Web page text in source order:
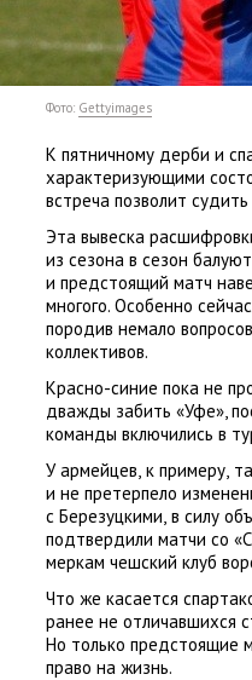
Фото: Gettyimages
К пятничному дерби и
характеризующими
встреча позволит
Эта вывеска
из сезона в сезон
и предстоящий матч
многого. Особенно сейчас
породив немало
коллективов.
Красно-синие пока не
дважды забить «Уфе»,
команды включились в
У армейцев, к примеру,
и не претерпело
с Березуцкими, в силу
подтвердили матчи со
меркам чешский клуб
Что же касается
ранее не отличавшихся
Но только предстоящие
право на жизнь.